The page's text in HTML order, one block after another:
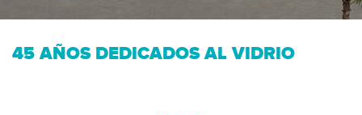
45 AÑOS DEDICADOS AL VIDRIO